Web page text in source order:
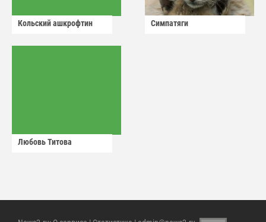
Кольский ашкрофтин Симпатяги
Любовь Титова